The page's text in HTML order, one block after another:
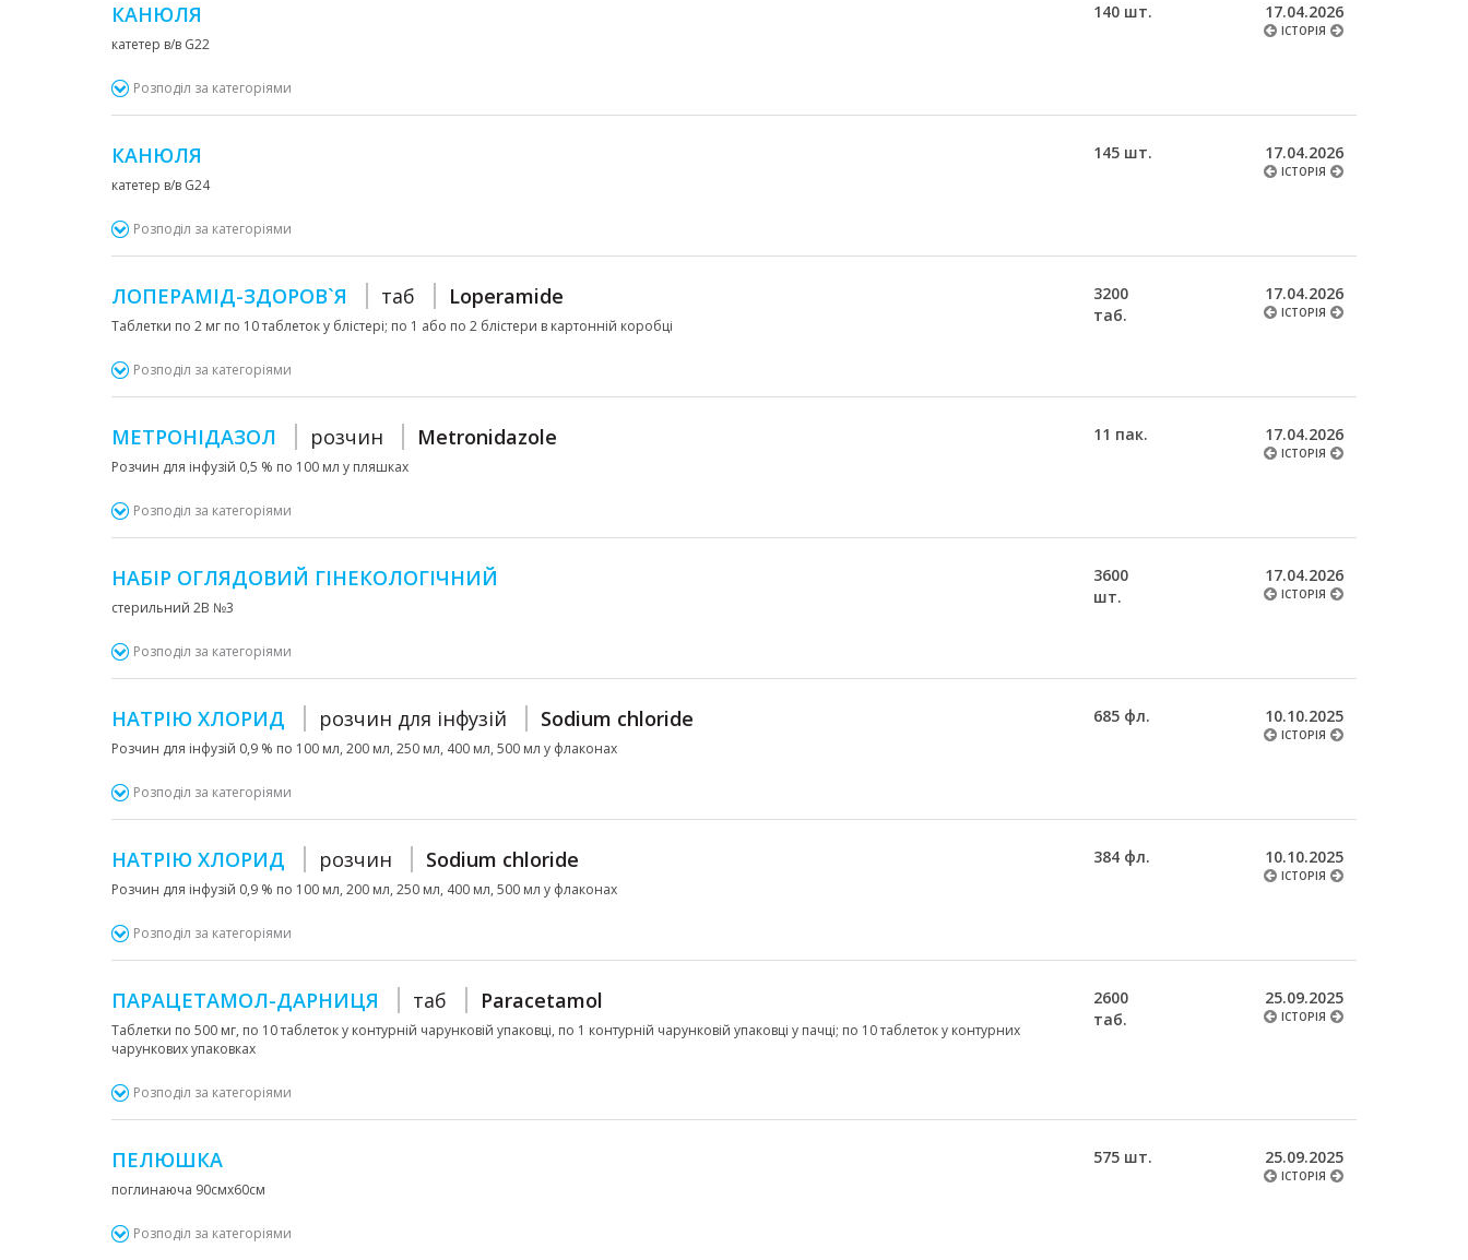
КАНЮЛЯ
катетер в/в G22
140 шт. 17.04.2026
ІСТОРІЯ
Розподіл за категоріями
КАНЮЛЯ
катетер в/в G24
145 шт. 17.04.2026
ІСТОРІЯ
Розподіл за категоріями
ЛОПЕРАМІД-ЗДОРОВ`Я таб Loperamide
Таблетки по 2 мг по 10 таблеток у блістері; по 1 або по 2 блістери в картонній коробці
3200
таб.
17.04.2026
ІСТОРІЯ
Розподіл за категоріями
МЕТРОНІДАЗОЛ розчин Metronidazole
Розчин для інфузій 0,5 % по 100 мл у пляшках
11 пак. 17.04.2026
ІСТОРІЯ
Розподіл за категоріями
НАБІР ОГЛЯДОВИЙ ГІНЕКОЛОГІЧНИЙ
стерильний 2В №3
3600
шт.
17.04.2026
ІСТОРІЯ
Розподіл за категоріями
НАТРІЮ ХЛОРИД розчин для інфузій Sodium chloride
Розчин для інфузій 0,9 % по 100 мл, 200 мл, 250 мл, 400 мл, 500 мл у флаконах
685 фл. 10.10.2025
ІСТОРІЯ
Розподіл за категоріями
НАТРІЮ ХЛОРИД розчин Sodium chloride
Розчин для інфузій 0,9 % по 100 мл, 200 мл, 250 мл, 400 мл, 500 мл у флаконах
384 фл. 10.10.2025
ІСТОРІЯ
Розподіл за категоріями
ПАРАЦЕТАМОЛ-ДАРНИЦЯ таб Paracetamol
Таблетки по 500 мг, по 10 таблеток у контурній чарунковій упаковці, по 1 контурній чарунковій упаковці у пачці; по 10 таблеток у контурних
чарункових упаковках
2600
таб.
25.09.2025
ІСТОРІЯ
Розподіл за категоріями
ПЕЛЮШКА
поглинаюча 90смх60см
575 шт. 25.09.2025
ІСТОРІЯ
Розподіл за категоріями